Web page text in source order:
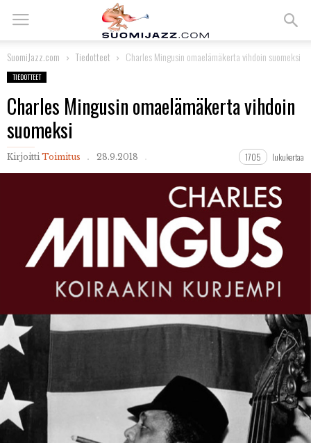
SuomiJazz.com Tiedotteet Charles Mingusin omaelämäkerta vihdoin suomeksi
TIEDOTTEET
Charles Mingusin omaelämäkerta vihdoin
suomeksi
Kirjoitti Toimitus 28.9.2018 1705 lukukertaa